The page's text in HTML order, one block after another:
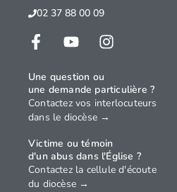
02 37 88 00 09
Une question ou
une demande particulière ?
Contactez vos interlocuteurs
dans le diocèse →
Victime ou témoin
d'un abus dans l'Église ?
Contactez la cellule d'écoute
du diocèse →